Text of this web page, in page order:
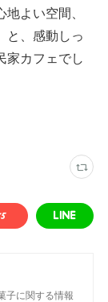
よい空間、
、感動しっ
家カフェでし
子に関する情報